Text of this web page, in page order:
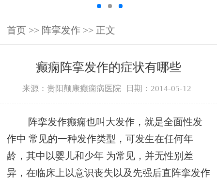
首页 >> 阵挛发作 >> 正文
癫痫阵挛发作的症状有哪些
来源：贵阳颠康癫痫病医院 日期：2014-05-12
阵挛发作癫痫也叫大发作，就是全面性发
作中 常见的一种发作类型，可发生在任何年
龄，其中以婴儿和少年 为常见，并无性别差
异，在临床上以意识丧失以及先强后直阵挛发作